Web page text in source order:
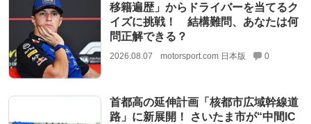
移籍遍歴」からドライバーを当てるク
イズに挑戦！ 結構難問、あなたは何
問正解できる？
2026.08.07 motorsport.com 日本版 0
首都高の延伸計画「核都市広域幹線道
路」に新展開！ さいたま市が“中間IC